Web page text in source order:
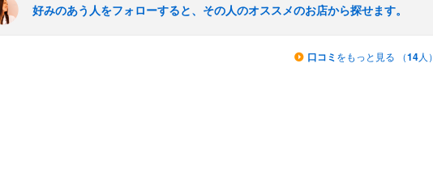
好みのあう人をフォローすると、その人のオススメのお店から探せます。
口コミ をもっと見る （14人）